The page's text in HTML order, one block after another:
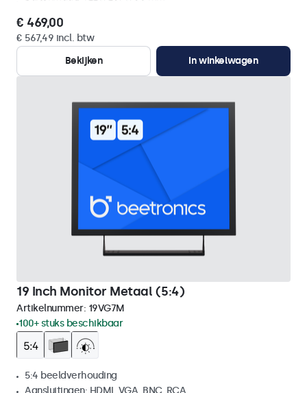
€ 469,00
€ 567,49 incl. btw
Bekijken
In winkelwagen
19 Inch Monitor Metaal (5:4)
Artikelnummer: 19VG7M
100+ stuks beschikbaar
5:4 beeldverhouding
Aansluitingen: HDMI, VGA, BNC, RCA